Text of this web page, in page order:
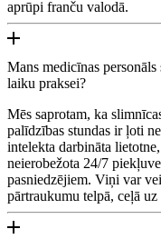
aprūpi franču valodā.
Mans medicīnas
laiku praksei?
Mēs saprotam, ka
palīdzības stundas ir ļoti
intelekta darbināta
neierobežota 24/7
pasniedzējiem. Viņi var
pārtraukumu telpā, ceļā